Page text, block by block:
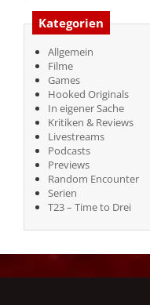
Kategorien
Allgemein
Filme
Games
Hooked Originals
In eigener Sache
Kritiken & Reviews
Livestreams
Podcasts
Previews
Random Encounter
Serien
T23 – Time to Drei